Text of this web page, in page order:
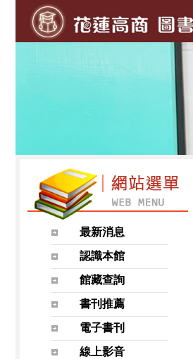
最新消息
認識本館
館藏查詢
書刊推薦
電子書刊
線上影音